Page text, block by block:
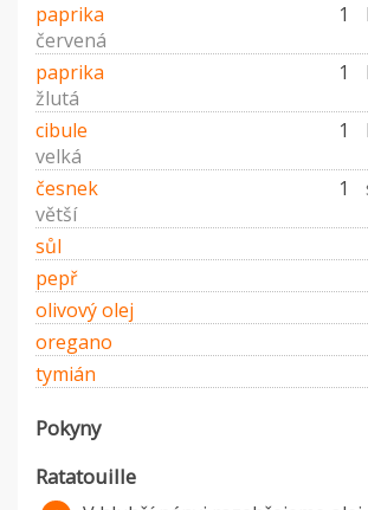
paprika
1
červená
paprika
1
žlutá
cibule
1
velká
česnek
1
větší
sůl
pepř
olivový olej
oregano
tymián
Pokyny
Ratatouille